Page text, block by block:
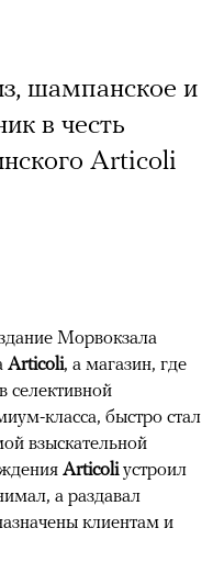
шампанское и
в честь
Articoli
Морвокзала
Articoli, а магазин, где
селективной
класса, быстро стал
взыскательной
Articoliустроил
а раздавал
клиентам и